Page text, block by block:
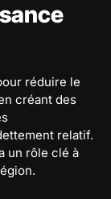
réduire le
créant des
relatif.
un rôle clé à